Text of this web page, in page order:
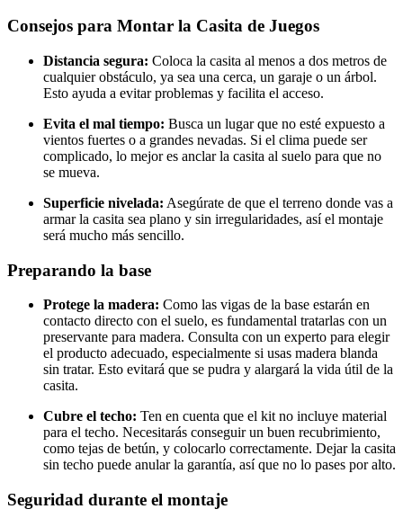
Consejos para Montar la Casita de Juegos
Distancia segura: Coloca la casita al menos a dos metros de
cualquier obstáculo, ya sea una cerca, un garaje o un árbol.
Esto ayuda a evitar problemas y facilita el acceso.
Evita el mal tiempo: Busca un lugar que no esté expuesto a
vientos fuertes o a grandes nevadas. Si el clima puede ser
complicado, lo mejor es anclar la casita al suelo para que no
se mueva.
Superficie nivelada: Asegúrate de que el terreno donde vas a
armar la casita sea plano y sin irregularidades, así el montaje
será mucho más sencillo.
Preparando la base
Protege la madera: Como las vigas de la base estarán en
contacto directo con el suelo, es fundamental tratarlas con un
preservante para madera. Consulta con un experto para elegir
el producto adecuado, especialmente si usas madera blanda
sin tratar. Esto evitará que se pudra y alargará la vida útil de la
casita.
Cubre el techo: Ten en cuenta que el kit no incluye material
para el techo. Necesitarás conseguir un buen recubrimiento,
como tejas de betún, y colocarlo correctamente. Dejar la casita
sin techo puede anular la garantía, así que no lo pases por alto.
Seguridad durante el montaje